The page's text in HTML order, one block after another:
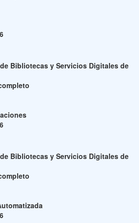
Bibliotecas y Servicios Digitales de
Bibliotecas y Servicios Digitales de